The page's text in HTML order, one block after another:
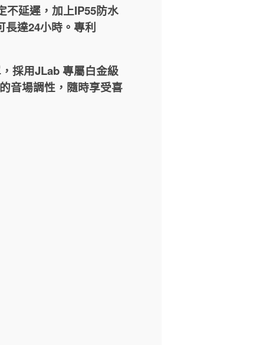
不延遲，加上IP55防水
長達24小時。專利
採用JLab 專屬白金級
音場調性，隨時享受喜